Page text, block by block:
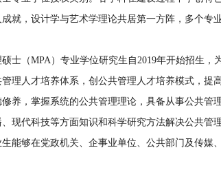
就，设计学与艺术学理论共居第一方阵，多个专
士（MPA）专业学位研究生自2019年开始招生
理人才培养体系，创公共管理人才培养模式，提
养，掌握系统的公共管理理论，具备从事公共管
现代科技等方面知识和科学研究方法解决公共管
能够在党政机关、企事业单位、公共部门及传媒